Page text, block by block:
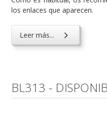
los enlaces que aparecen.
Leer más...
BL313 -